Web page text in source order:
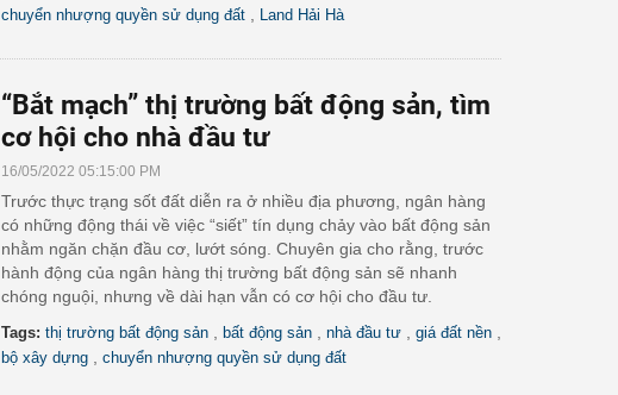
chuyển nhượng quyền sử dụng đất Land Hải Hà
“Bắt mạch” thị trường bất động sản, tìm
cơ hội cho nhà đầu tư
16/05/2022 05:15:00 PM
Trước thực trạng sốt đất diễn ra ở nhiều địa phương, ngân hàng
có những động thái về việc “siết” tín dụng chảy vào bất động sản
nhằm ngăn chặn đầu cơ, lướt sóng. Chuyên gia cho rằng, trước
hành động của ngân hàng thị trường bất động sản sẽ nhanh
chóng nguội, nhưng về dài hạn vẫn có cơ hội cho đầu tư.
Tags: thị trường bất động sản bất động sản nhà đầu tư giá đất nền
bộ xây dựng chuyển nhượng quyền sử dụng đất